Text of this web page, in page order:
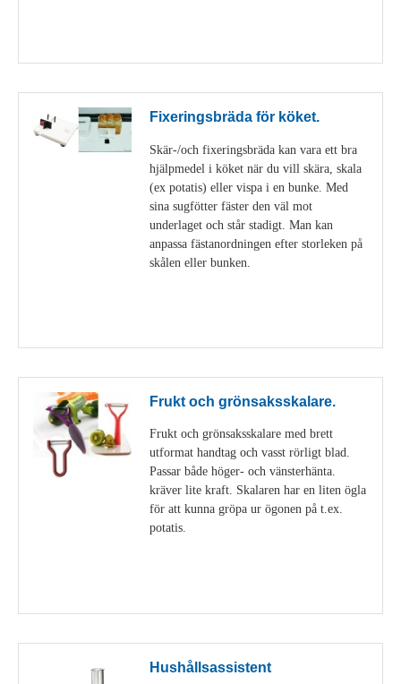
Fixeringsbräda för köket.
Skär-/och fixeringsbräda kan vara ett bra
hjälpmedel i köket när du vill skära, skala
(ex potatis) eller vispa i en bunke. Med
sina sugfötter fäster den väl mot
underlaget och står stadigt. Man kan
anpassa fästanordningen efter storleken på
skålen eller bunken.
Frukt och grönsaksskalare.
Frukt och grönsaksskalare med brett
utformat handtag och vasst rörligt blad.
Passar både höger- och vänsterhänta.
kräver lite kraft. Skalaren har en liten ögla
för att kunna gröpa ur ögonen på t.ex.
potatis.
Hushållsassistent